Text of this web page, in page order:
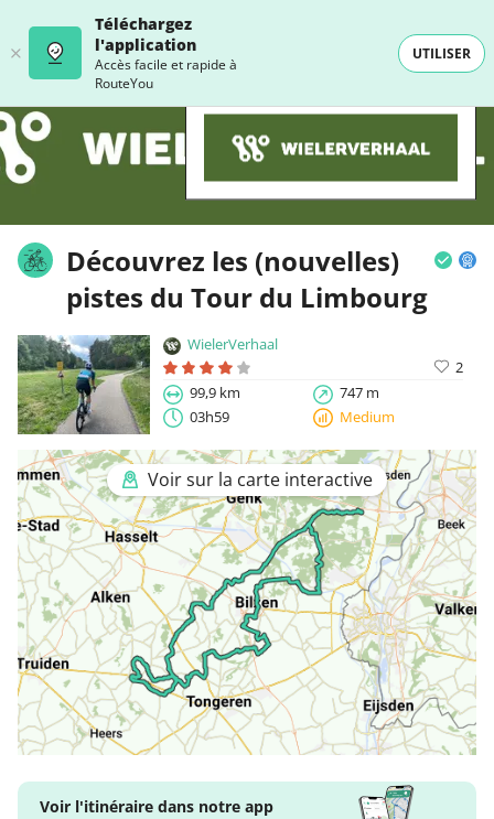
Téléchargez
l'application
Accès facile et rapide à
RouteYou
UTILISER
Découvrez les (nouvelles)
pistes du Tour du Limbourg
WielerVerhaal
2
99,9 km
747 m
03h59
Medium
Voir sur la carte interactive
Voir l'itinéraire dans notre app